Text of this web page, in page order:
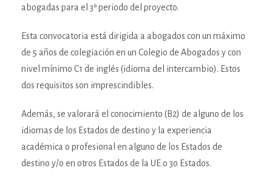
abogadas para el 3º periodo del proyecto.
Esta convocatoria está dirigida a abogados con un máximo
de 5 años de colegiación en un Colegio de Abogados y con
nivel mínimo C1 de inglés (idioma del intercambio). Estos
dos requisitos son imprescindibles.
Además, se valorará el conocimiento (B2) de alguno de los
idiomas de los Estados de destino y la experiencia
académica o profesional en alguno de los Estados de
destino y/o en otros Estados de la UE o 3o Estados.